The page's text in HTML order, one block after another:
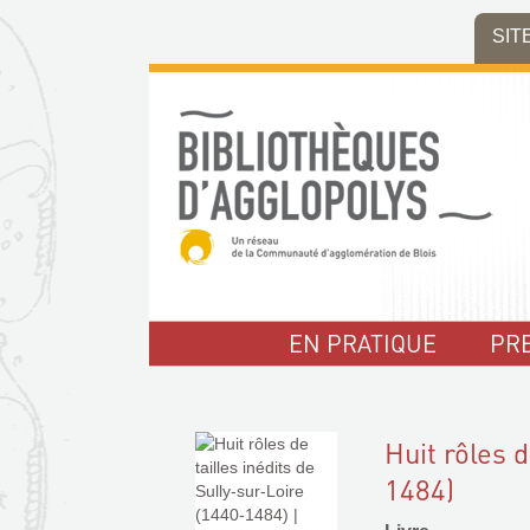
menu
contenu
la
EN PRATIQUE
Huit rôles
1484)